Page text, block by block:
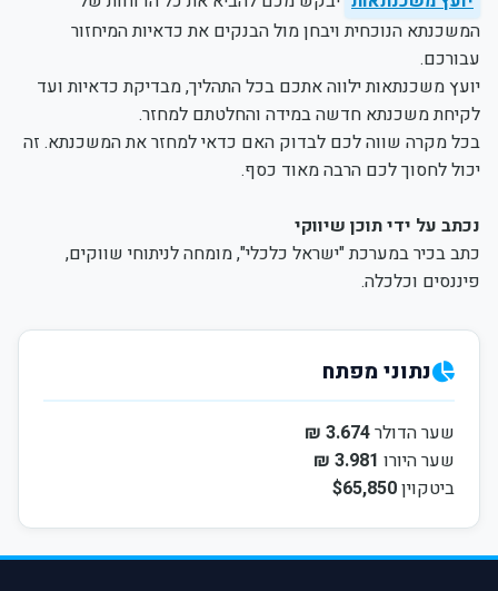
המשכנתא הנוכחית ויבחן מול הבנקים את כדאיות המיחזור
עבורכם.
יועץ משכנתאות ילווה אתכם בכל התהליך, מבדיקת כדאיות ועד
לקיחת משכנתא חדשה במידה והחלטתם למחזר.
בכל מקרה שווה לכם לבדוק האם כדאי למחזר את המשכנתא. זה
יכול לחסוך לכם הרבה מאוד כסף.
נכתב על ידי תוכן שיווקי
כתב בכיר במערכת "ישראל כלכלי", מומחה לניתוחי שווקים,
פיננסים וכלכלה.
נתוני מפתח
שער הדולר3.674 ₪
שער היורו 3.981 ₪
ביטקוין$65,850